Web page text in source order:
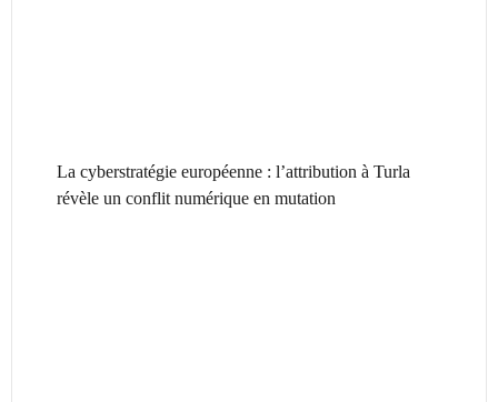
La cyberstratégie européenne : l’attribution à Turla
révèle un conflit numérique en mutation